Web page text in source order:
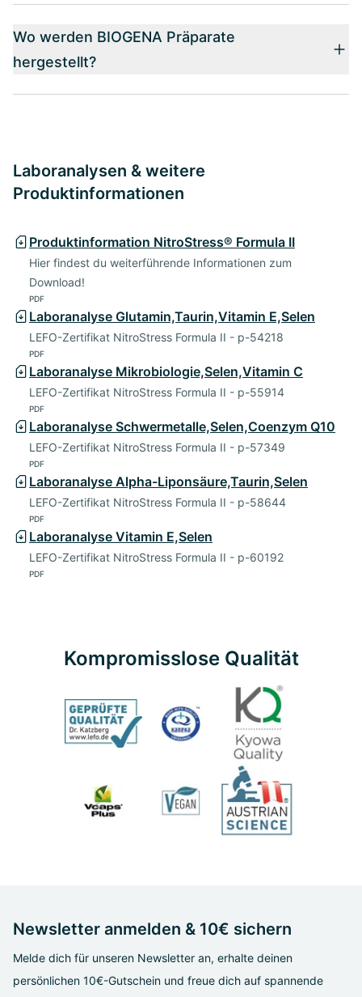
Wo werden BIOGENA Präparate
hergestellt?
Laboranalysen & weitere
Produktinformationen
Produktinformation NitroStress® Formula II
Hier findest du weiterführende Informationen zum
Download!
PDF
Laboranalyse Glutamin,Taurin,Vitamin E,Selen
LEFO-Zertifikat NitroStress Formula II - p-54218
PDF
Laboranalyse Mikrobiologie,Selen,Vitamin C
LEFO-Zertifikat NitroStress Formula II - p-55914
PDF
Laboranalyse Schwermetalle,Selen,Coenzym Q10
LEFO-Zertifikat NitroStress Formula II - p-57349
PDF
Laboranalyse Alpha-Liponsäure,Taurin,Selen
LEFO-Zertifikat NitroStress Formula II - p-58644
PDF
Laboranalyse Vitamin E,Selen
LEFO-Zertifikat NitroStress Formula II - p-60192
PDF
Kompromisslose Qualität
Newsletter anmelden & 10€ sichern
Melde dich für unseren Newsletter an, erhalte deinen
persönlichen 10€-Gutschein und freue dich auf spannende